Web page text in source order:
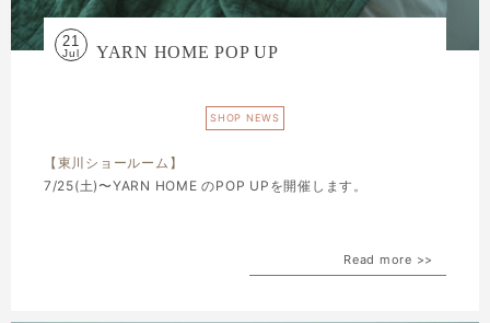
21
Jul YARN HOME POP UP
SHOP NEWS
【東川ショールーム】
7/25(土)〜YARN HOME のPOP UPを開催します。
Read more >>